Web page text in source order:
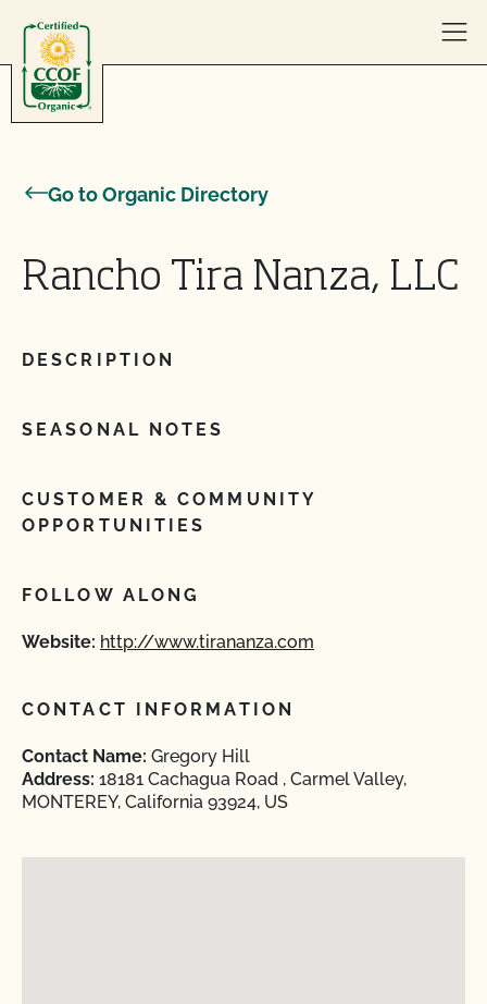
Go to Organic Directory
Rancho Tira Nanza, LLC
DESCRIPTION
SEASONAL NOTES
CUSTOMER & COMMUNITY
OPPORTUNITIES
FOLLOW ALONG
Website: http://www.tirananza.com
CONTACT INFORMATION
Contact Name: Gregory Hill
Address: 18181 Cachagua Road , Carmel Valley,
MONTEREY, California 93924, US